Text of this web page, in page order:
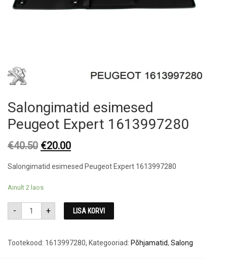
Salongimatid esimesed
Peugeot Expert 1613997280
€40.50 Original
was:
€20.00Current
is:
Salongimatid esimesed Peugeot Expert 1613997280
Ainult 2 laos
-
Salongimatid
esimesed
Peugeot
kogus
+ LISA KORVI
Tootekood: 1613997280, Kategooriad: Põhjamatid, Salong